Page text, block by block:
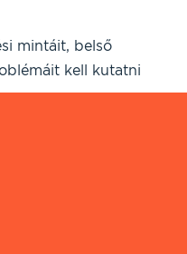
mintáit, belső
kell kutatni